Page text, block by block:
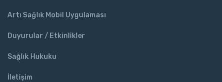
Artı Sağlık Mobil Uygulaması
Duyurular / Etkinlikler
Sağlık Hukuku
İletişim